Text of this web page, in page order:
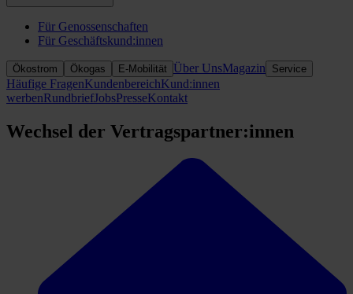
Für Genossenschaften
Für Geschäftskund:innen
Ökostrom Ökogas E-Mobilität Über UnsMagazin Service
Häufige FragenKundenbereichKund:innen
werbenRundbriefJobsPresseKontakt
Wechsel der Vertragspartner:innen